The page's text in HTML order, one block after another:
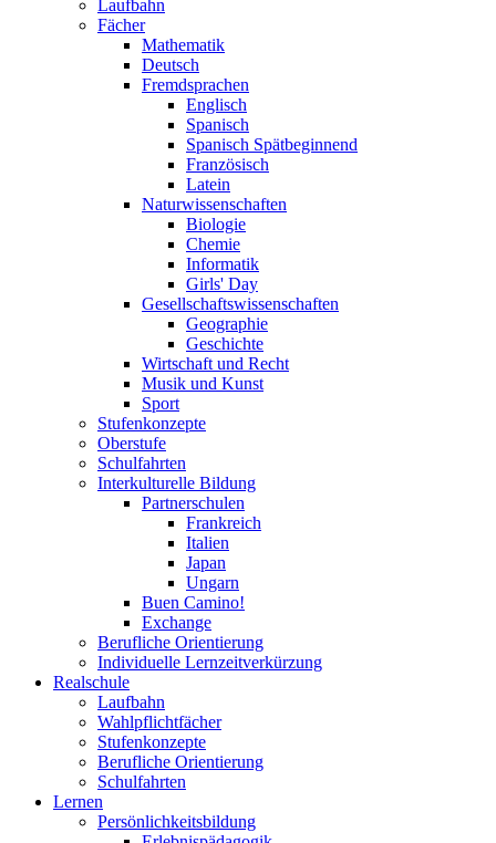
Laufbahn
Fächer
Mathematik
Deutsch
Fremdsprachen
Englisch
Spanisch
Spanisch Spätbeginnend
Französisch
Latein
Naturwissenschaften
Biologie
Chemie
Informatik
Girls' Day
Gesellschaftswissenschaften
Geographie
Geschichte
Wirtschaft und Recht
Musik und Kunst
Sport
Stufenkonzepte
Oberstufe
Schulfahrten
Interkulturelle Bildung
Partnerschulen
Frankreich
Italien
Japan
Ungarn
Buen Camino!
Exchange
Berufliche Orientierung
Individuelle Lernzeitverkürzung
Realschule
Laufbahn
Wahlpflichtfächer
Stufenkonzepte
Berufliche Orientierung
Schulfahrten
Lernen
Persönlichkeitsbildung